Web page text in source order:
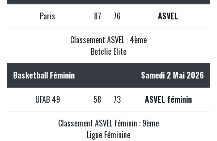
Paris 87 76 ASVEL
Classement ASVEL : 4ème
Betclic Elite
Basketball Féminin Samedi 2 Mai 2026
UFAB 49 58 73 ASVEL féminin
Classement ASVEL féminin : 9ème
Ligue Féminine